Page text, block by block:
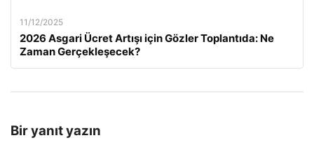
11/12/2025
2026 Asgari Ücret Artışı için Gözler Toplantıda: Ne
Zaman Gerçekleşecek?
Bir yanıt yazın